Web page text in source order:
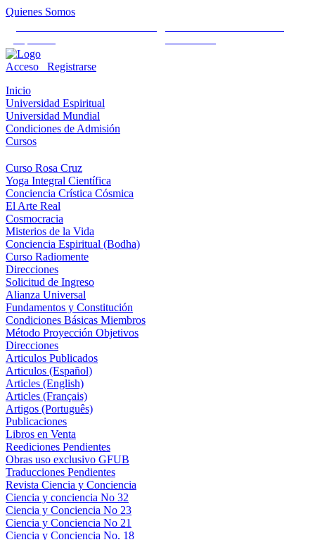
Quienes Somos
Acceso
Registrarse
Inicio
Universidad Espiritual
Universidad Mundial
Condiciones de Admisión
Cursos
Curso Rosa Cruz
Yoga Integral Científica
Conciencia Crística Cósmica
El Arte Real
Cosmocracia
Misterios de la Vida
Conciencia Espiritual (Bodha)
Curso Radiomente
Direcciones
Solicitud de Ingreso
Alianza Universal
Fundamentos y Constitución
Condiciones Básicas Miembros
Método Proyección Objetivos
Direcciones
Articulos Publicados
Articulos (Español)
Articles (English)
Articles (Français)
Artigos (Português)
Publicaciones
Libros en Venta
Reediciones Pendientes
Obras uso exclusivo GFUB
Traducciones Pendientes
Revista Ciencia y Conciencia
Ciencia y conciencia No 32
Ciencia y Conciencia No 23
Ciencia y Conciencia No 21
Ciencia y Conciencia No. 18